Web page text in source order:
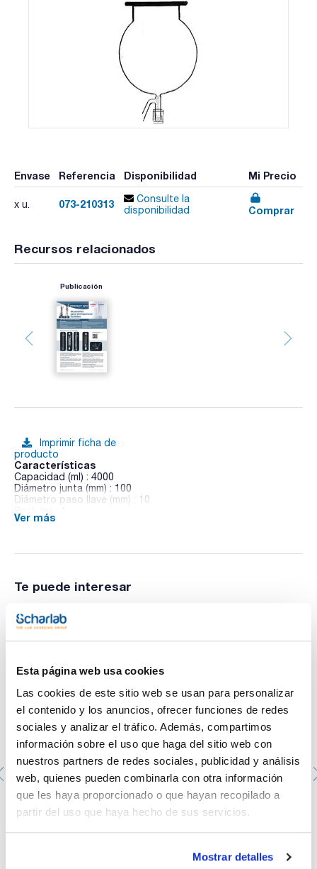
Esta página web usa cookies
Las cookies de este sitio web se usan para personalizar
el contenido y los anuncios, ofrecer funciones de redes
sociales y analizar el tráfico. Además, compartimos
información sobre el uso que haga del sitio web con
nuestros partners de redes sociales, publicidad y análisis
web, quienes pueden combinarla con otra información
que les haya proporcionado o que hayan recopilado a
partir del uso que haya hecho de sus servicios.
Mostrar detalles
Envase Referencia Disponibilidad Mi Precio
x u. 073-210313
Consulte la
disponibilidad
Comprar
Recursos relacionados
Publicación
Imprimir ficha de
producto
Características
Capacidad (ml) : 4000
Diámetro junta (mm) : 100
Diámetro paso llave (mm) : 10
Ver más
Te puede interesar
Junta tórica, roja, recubierta con FEP, Para DN 100. Ø x
espesor (mm): 110 x 4
073-JTR100